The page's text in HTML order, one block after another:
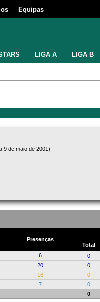
Equipas
LIGA A LIGA B
9 de maio de 2001)
Presenças
Total
6
0
20
0
16
0
7
0
0